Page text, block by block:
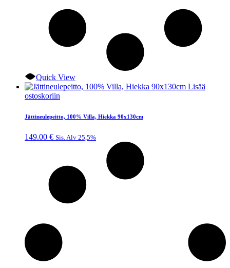
Quick View
Lisää
ostoskoriin
Jättineulepeitto, 100% Villa, Hiekka 90x130cm
149.00 € Sis. Alv 25,5%